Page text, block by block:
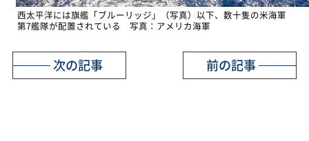
西太平洋には旗艦「ブルーリッジ」（写真）以下、数十隻の米海軍
第7艦隊が配置されている 写真：アメリカ海軍
前の記事
次の記事